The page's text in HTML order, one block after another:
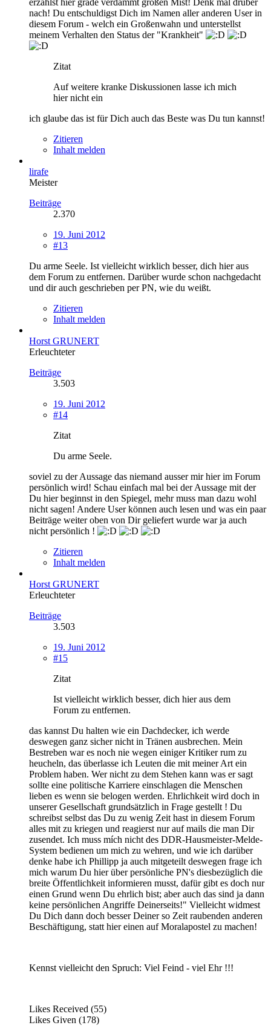
nach! Du entschuldigst Dich im Namen aller anderen User in
diesem Forum - welch ein Großenwahn und unterstellst
meinem Verhalten den Status der "Krankheit"
Zitat
Auf weitere kranke Diskussionen lasse ich mich
hier nicht ein
ich glaube das ist für Dich auch das Beste was Du tun kannst!
Zitieren
Inhalt melden
lirafe
Meister
Beiträge
2.370
19. Juni 2012
#13
Du arme Seele. Ist vielleicht wirklich besser, dich hier aus
dem Forum zu entfernen. Darüber wurde schon nachgedacht
und dir auch geschrieben per PN, wie du weißt.
Zitieren
Inhalt melden
Horst GRUNERT
Erleuchteter
Beiträge
3.503
19. Juni 2012
#14
Zitat
Du arme Seele.
soviel zu der Aussage das niemand ausser mir hier im Forum
persönlich wird! Schau einfach mal bei der Aussage mit der
Du hier beginnst in den Spiegel, mehr muss man dazu wohl
nicht sagen! Andere User können auch lesen und was ein paar
Beiträge weiter oben von Dir geliefert wurde war ja auch
nicht persönlich !
Zitieren
Inhalt melden
Horst GRUNERT
Erleuchteter
Beiträge
3.503
19. Juni 2012
#15
Zitat
Ist vielleicht wirklich besser, dich hier aus dem
Forum zu entfernen.
das kannst Du halten wie ein Dachdecker, ich werde
deswegen ganz sicher nicht in Tränen ausbrechen. Mein
Bestreben war es noch nie wegen einiger Kritiker rum zu
heucheln, das überlasse ich Leuten die mit meiner Art ein
Problem haben. Wer nicht zu dem Stehen kann was er sagt
sollte eine politische Karriere einschlagen die Menschen
lieben es wenn sie belogen werden. Ehrlichkeit wird doch in
unserer Gesellschaft grundsätzlich in Frage gestellt ! Du
schreibst selbst das Du zu wenig Zeit hast in diesem Forum
alles mit zu kriegen und reagierst nur auf mails die man Dir
zusendet. Ich muss mích nicht des DDR-Hausmeister-Melde-
System bedienen um mich zu wehren, und wie ich darüber
denke habe ich Phillipp ja auch mitgeteilt deswegen frage ich
mich warum Du hier über persönliche PN's diesbezüglich die
breite Öffentlichkeit informieren musst, dafür gibt es doch nur
einen Grund wenn Du ehrlich bist; aber auch das sind ja dann
keine persönlichen Angriffe Deinerseits!" Vielleicht widmest
Du Dich dann doch besser Deiner so Zeit raubenden anderen
Beschäftigung, statt hier einen auf Moralapostel zu machen!
Kennst vielleicht den Spruch: Viel Feind - viel Ehr !!!
Likes Received (55)
Likes Given (178)